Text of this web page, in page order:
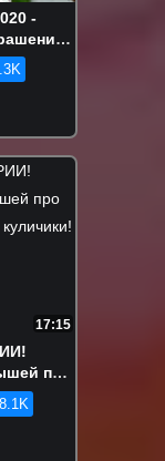
-
17:15
про